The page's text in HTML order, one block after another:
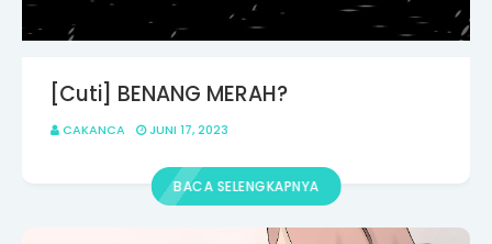
[Cuti] BENANG MERAH?
CAKANCA JUNI 17, 2023
BACA SELENGKAPNYA